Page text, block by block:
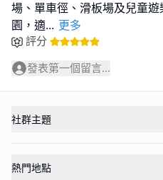
場、單車徑、滑板場及兒童
園，適... 更多
評分
發表第一個留言...
社群主題
熱門地點